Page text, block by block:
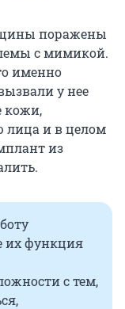
поражены
с мимикой.
именно
у нее
кожи,
лица и в целом
из
их функция
с тем,